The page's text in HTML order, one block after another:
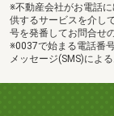
※不動産会社がお電話
供するサービスを介し
号を発番してお問合せ
※0037で始まる電話番
メッセージ(SMS)によ